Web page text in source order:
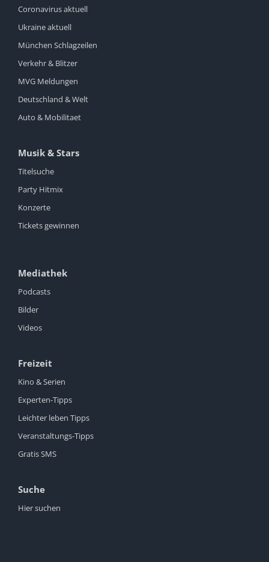
Coronavirus aktuell
Ukraine aktuell
München Schlagzeilen
Verkehr & Blitzer
MVG Meldungen
Deutschland & Welt
Auto & Mobilitaet
Musik & Stars
Titelsuche
Party Hitmix
Konzerte
Tickets gewinnen
Mediathek
Podcasts
Bilder
Videos
Freizeit
Kino & Serien
Experten-Tipps
Leichter leben Tipps
Veranstaltungs-Tipps
Gratis SMS
Suche
Hier suchen